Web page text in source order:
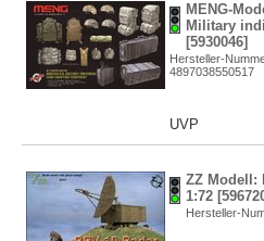
MENG-
Military
[5930046]
Hersteller-
4897038550517
UVP
ZZ Modell:
1:72
Hersteller-